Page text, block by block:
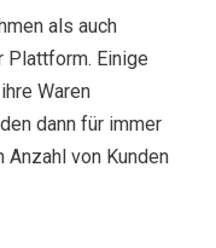
als auch
Plattform. Einige
Waren
dann für immer
von Kunden